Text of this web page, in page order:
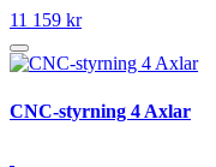
11 159 kr
CNC-styrning 4 Axlar